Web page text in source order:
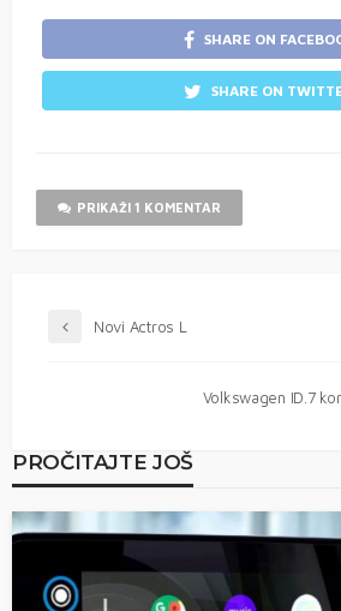
SHARE ON
SHARE ON
PRIKAŽI 1 KOMENTAR
Novi Actros L
Volkswagen ID.7
PROČITAJTE JOŠ